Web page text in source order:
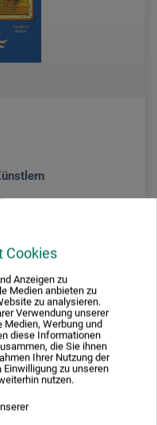
Cookies
Anzeigen zu
Medien anbieten zu
zu analysieren.
Verwendung unserer
Medien, Werbung und
diese Informationen
die Sie ihnen
Ihrer Nutzung der
zu unseren
nutzen.